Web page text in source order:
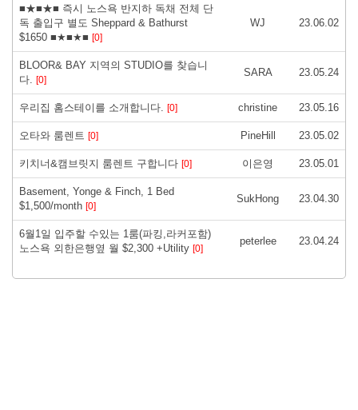
■★■★■ 즉시 노스욕 반지하 독채 전체 단
독 출입구 별도 Sheppard & Bathurst
$1650 ■★■★■ [0]
WJ 23.06.02
BLOOR& BAY 지역의 STUDIO를 찾습니
다. [0]
SARA 23.05.24
우리집 홈스테이를 소개합니다. [0] christine 23.05.16
오타와 룸렌트 [0] PineHill 23.05.02
키치너&캠브릿지 룸렌트 구합니다 [0] 이은영 23.05.01
Basement, Yonge & Finch, 1 Bed
$1,500/month [0]
SukHong 23.04.30
6월1일 입주할 수있는 1룸(파킹,라커포함)
노스욕 외한은행옆 월 $2,300 +Utility [0]
peterlee 23.04.24